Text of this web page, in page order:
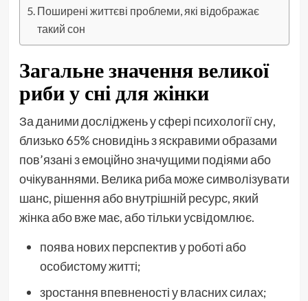
Поширені життєві проблеми, які відображає
такий сон
Загальне значення великої
риби у сні для жінки
За даними досліджень у сфері психології сну,
близько 65% сновидінь з яскравими образами
пов’язані з емоційно значущими подіями або
очікуваннями. Велика риба може символізувати
шанс, рішення або внутрішній ресурс, який
жінка або вже має, або тільки усвідомлює.
поява нових перспектив у роботі або
особистому житті;
зростання впевненості у власних силах;